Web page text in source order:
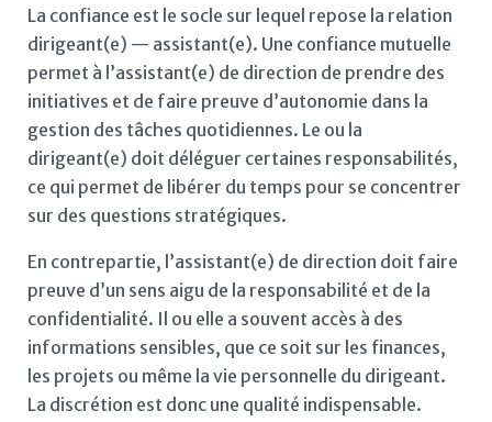
La confiance est le socle sur lequel repose la relation
dirigeant(e) — assistant(e). Une confiance mutuelle
permet à l’assistant(e) de direction de prendre des
initiatives et de faire preuve d’autonomie dans la
gestion des tâches quotidiennes. Le ou la
dirigeant(e) doit déléguer certaines responsabilités,
ce qui permet de libérer du temps pour se concentrer
sur des questions stratégiques.
En contrepartie, l’assistant(e) de direction doit faire
preuve d’un sens aigu de la responsabilité et de la
confidentialité. Il ou elle a souvent accès à des
informations sensibles, que ce soit sur les finances,
les projets ou même la vie personnelle du dirigeant.
La discrétion est donc une qualité indispensable.